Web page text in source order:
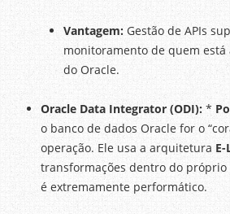
Vantagem: Gestão de APIs
monitoramento de quem está
do Oracle.
Oracle Data Integrator (ODI): *
o banco de dados Oracle for o
operação. Ele usa a arquitetura E-
transformações dentro do próprio
é extremamente performático.